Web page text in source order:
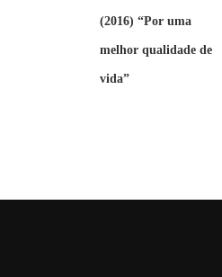
(2016) “Por uma
melhor qualidade de
vida”